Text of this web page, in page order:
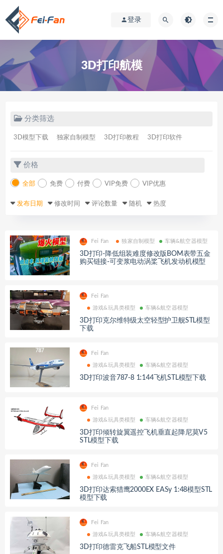
登录
3D打印航模
分类筛选
3D模型下载 独家自制模型 3D打印教程 3D打印软件
价格
全部 免费 付费 VIP免费 VIP优惠
发布日期 修改时间 评论数量 随机 热度
Fei Fan 独家自制模型 车辆&航空器模型
3D打印-降低组装难度修改版BOM表带五金
购买链接-可变浆电动涡桨飞机发动机模型
Fei Fan
游戏&玩具类模型 车辆&航空器模型
3D打印克尔维特级太空轻型护卫舰STL模型
下载
Fei Fan
游戏&玩具类模型 车辆&航空器模型
3D打印波音787-8 1:144飞机STL模型下载
Fei Fan
游戏&玩具类模型 车辆&航空器模型
3D打印倾转旋翼遥控飞机垂直起降尼莫V5
STL模型下载
Fei Fan
游戏&玩具类模型 车辆&航空器模型
3D打印达索猎鹰2000EX EASy 1:48模型STL
模型下载
Fei Fan
游戏&玩具类模型 车辆&航空器模型
3D打印德雷克飞船STL模型文件